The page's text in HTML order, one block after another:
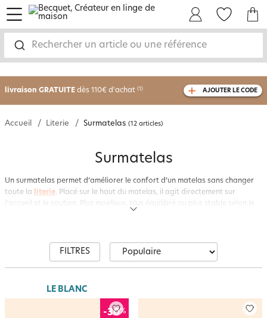
Rechercher un article ou une référence
menu
achetés
livraison GRATUITE dès 110€ d'achat (1)
AJOUTER LE CODE
Accueil Literie Surmatelas (12 articles)
Surmatelas
Un surmatelas permet d’améliorer le confort d’un matelas sans changer
toute la
literie. Placé sur le haut du matelas, il agit directement sur
l’accueil et le soutien. Plus moelleux, plus équilibré ou plus stable selon le
types de couchage. Les matières, les housses et les propriétés thermiques
sont choisies pour offrir une expérience agréable, durable et simple à
FILTRES
LE BLANC
-30%